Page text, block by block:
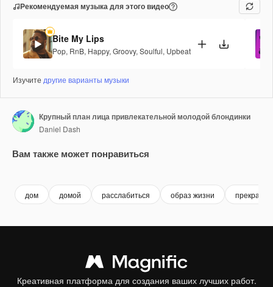
Рекомендуемая музыка для этого видео
Bite My Lips
Pop, RnB, Happy, Groovy, Soulful, Upbeat
Изучите другие варианты музыки
Крупный план лица привлекательной молодой блондинки
Daniel Dash
Вам также может понравиться
дом домой расслабиться образ жизни
Креативная платформа для создания ваших лучших работ.